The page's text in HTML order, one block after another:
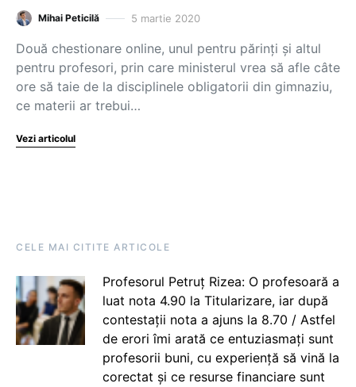
Mihai Peticilă 5 martie 2020
Două chestionare online, unul pentru părinți și altul
pentru profesori, prin care ministerul vrea să afle câte
ore să taie de la disciplinele obligatorii din gimnaziu,
ce materii ar trebui…
Vezi articolul
CELE MAI CITITE ARTICOLE
Profesorul Petruț Rizea: O profesoară a
luat nota 4.90 la Titularizare, iar după
contestații nota a ajuns la 8.70 / Astfel
de erori îmi arată ce entuziasmați sunt
profesorii buni, cu experiență să vină la
corectat și ce resurse financiare sunt